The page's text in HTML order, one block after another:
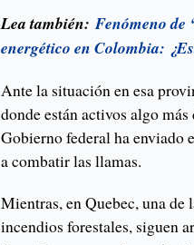
Lea también:Fenómeno de
energético en Colombia:
Ante la situación en esa
donde están activos algo
Gobierno federal ha enviado
a combatir las llamas.
Mientras, en Quebec, una de
incendios forestales, siguen